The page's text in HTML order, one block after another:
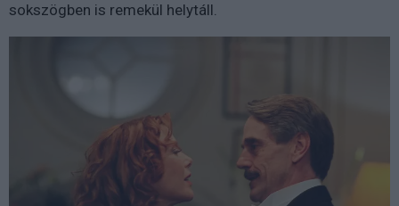
sokszögben is remekül helytáll.